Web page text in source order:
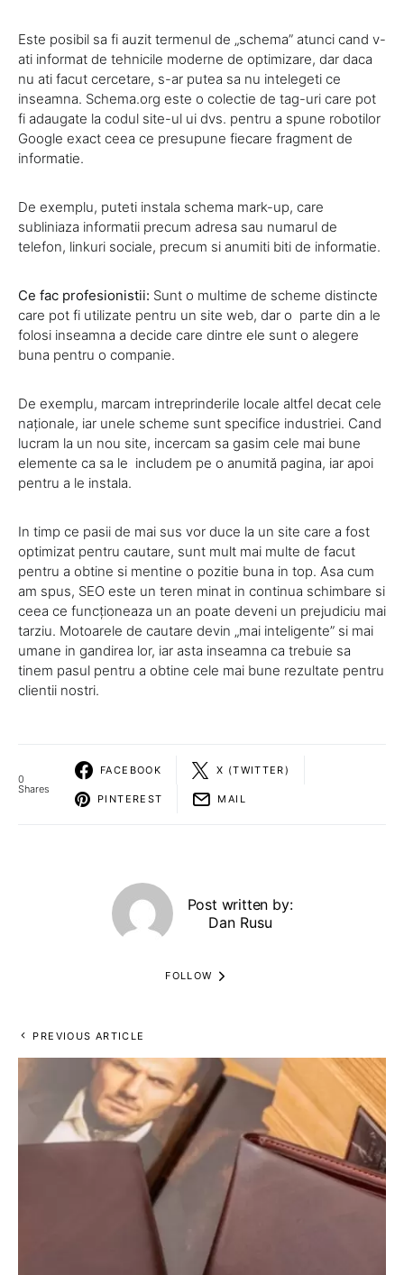
Este posibil sa fi auzit termenul de „schema” atunci cand v-
ati informat de tehnicile moderne de optimizare, dar daca
nu ati facut cercetare, s-ar putea sa nu intelegeti ce
inseamna. Schema.org este o colectie de tag-uri care pot
fi adaugate la codul site-ul ui dvs. pentru a spune robotilor
Google exact ceea ce presupune fiecare fragment de
informatie.
De exemplu, puteti instala schema mark-up, care
subliniaza informatii precum adresa sau numarul de
telefon, linkuri sociale, precum si anumiti biti de informatie.
Ce fac profesionistii: Sunt o multime de scheme distincte
care pot fi utilizate pentru un site web, dar o parte din a le
folosi inseamna a decide care dintre ele sunt o alegere
buna pentru o companie.
De exemplu, marcam intreprinderile locale altfel decat cele
naționale, iar unele scheme sunt specifice industriei. Cand
lucram la un nou site, incercam sa gasim cele mai bune
elemente ca sa le includem pe o anumită pagina, iar apoi
pentru a le instala.
In timp ce pasii de mai sus vor duce la un site care a fost
optimizat pentru cautare, sunt mult mai multe de facut
pentru a obtine si mentine o pozitie buna in top. Asa cum
am spus, SEO este un teren minat in continua schimbare si
ceea ce funcționeaza un an poate deveni un prejudiciu mai
tarziu. Motoarele de cautare devin „mai inteligente” si mai
umane in gandirea lor, iar asta inseamna ca trebuie sa
tinem pasul pentru a obtine cele mai bune rezultate pentru
clientii nostri.
0
Shares
FACEBOOK X (TWITTER)
PINTEREST MAIL
Post written by:
Dan Rusu
FOLLOW
PREVIOUS ARTICLE